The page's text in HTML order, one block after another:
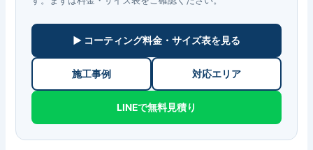
▶ コーティング料金・サイズ表を見る
施工事例 対応エリア
LINEで無料見積り